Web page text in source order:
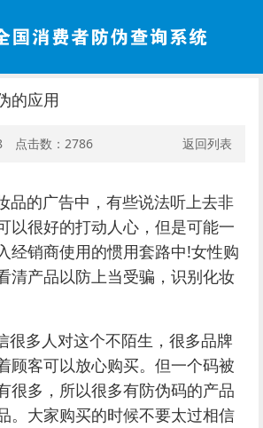
的应用
点击数： 2786 返回列表
的广告中，有些说法听上去非
以很好的打动人心，但是可能一
经销商使用的惯用套路中!女性购
清产品以防上当受骗，识别化妆
多人对这个不陌生，很多品牌
顾客可以放心购买。但一个码被
很多，所以很多有防伪码的产品
。大家购买的时候不要太过相信